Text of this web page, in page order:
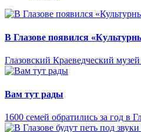
В Глазове появился
Глазовский Краеведческий
Вам тут рады
1600 семей обратились за год